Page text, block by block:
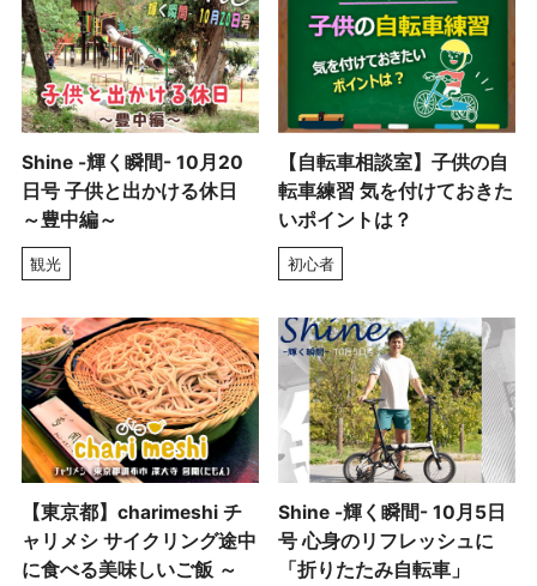
Shine -輝く瞬間- 10月20
日号 子供と出かける休日
～豊中編～
観光
【自転車相談室】子供の自
転車練習 気を付けておきた
いポイントは？
初心者
【東京都】charimeshi チ
ャリメシ サイクリング途中
に食べる美味しいご飯 ～
Shine -輝く瞬間- 10月5日
号 心身のリフレッシュに
「折りたたみ自転車」